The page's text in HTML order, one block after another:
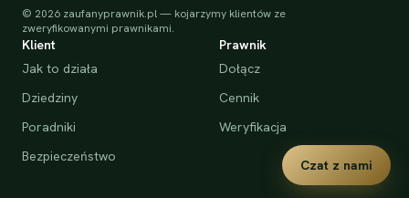
© 2026 zaufanyprawnik.pl — kojarzymy klientów ze
zweryfikowanymi prawnikami.
Klient
Jak to działa
Dziedziny
Poradniki
Bezpieczeństwo
Prawnik
Dołącz
Cennik
Weryfikacja
Czat z nami